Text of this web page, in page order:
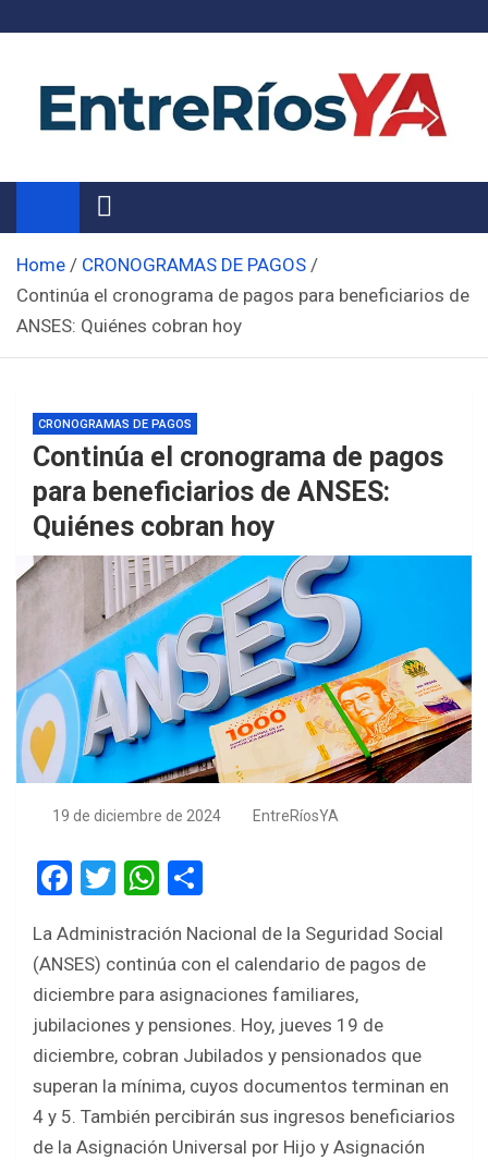
Noticias de Entre Ríos
Información de toda la provincia ahora
Home
CRONOGRAMAS DE PAGOS
Continúa el cronograma de pagos para beneficiarios de
ANSES: Quiénes cobran hoy
CRONOGRAMAS DE PAGOS
Continúa el cronograma de pagos
para beneficiarios de ANSES:
Quiénes cobran hoy
19 de diciembre de 2024 EntreRíosYA
F
ce
b
o
o
k
T
tt
er
W
at
s
A
p
p
ar
e
La Administración Nacional de la Seguridad Social
(ANSES) continúa con el calendario de pagos de
diciembre para asignaciones familiares,
jubilaciones y pensiones. Hoy, jueves 19 de
diciembre, cobran Jubilados y pensionados que
superan la mínima, cuyos documentos terminan en
4 y 5. También percibirán sus ingresos beneficiarios
de la Asignación Universal por Hijo y Asignación